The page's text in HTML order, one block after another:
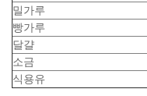
밀가루
빵가루
달걀
소금
식용유